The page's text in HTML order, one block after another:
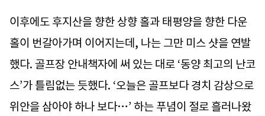
이후에도 후지산을 향한 상향 홀과 태평양을 향한 다운
홀이 번갈아가며 이어지는데, 나는 그만 미스 샷을 연발
했다. 골프장 안내책자에 써 있는 대로 ‘동양 최고의 난코
스’가 틀림없는 듯했다. ‘오늘은 골프보다 경치 감상으로
위안을 삼아야 하나 보다…’ 하는 푸념이 절로 흘러나왔